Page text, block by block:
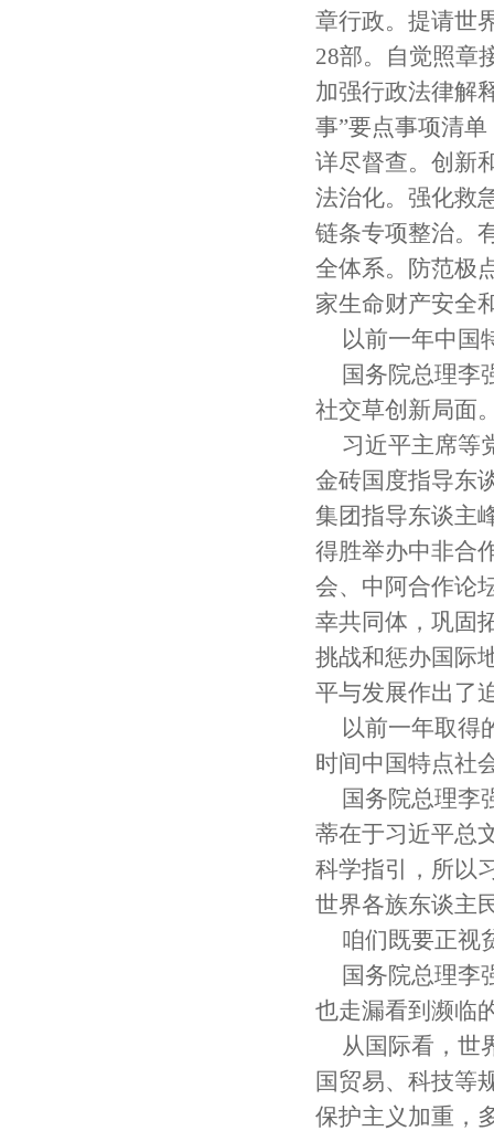
章行政。提请世
28部。自觉照章
加强行政法律解
事”要点事项清
详尽督查。创新
法治化。强化救
链条专项整治。
全体系。防范极
家生命财产安全
以前一年中国
国务院总理李
社交草创新局面
习近平主席等
金砖国度指导东
集团指导东谈主
得胜举办中非合
会、中阿合作论
幸共同体，巩固
挑战和惩办国际
平与发展作出了
以前一年取得
时间中国特点社
国务院总理李
蒂在于习近平总
科学指引，所以
世界各族东谈主
咱们既要正视
国务院总理李
也走漏看到濒临
从国际看，世
国贸易、科技等
保护主义加重，